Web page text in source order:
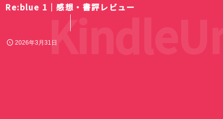
Re:blue 1｜感想・書評レビュー
2026年3月31日